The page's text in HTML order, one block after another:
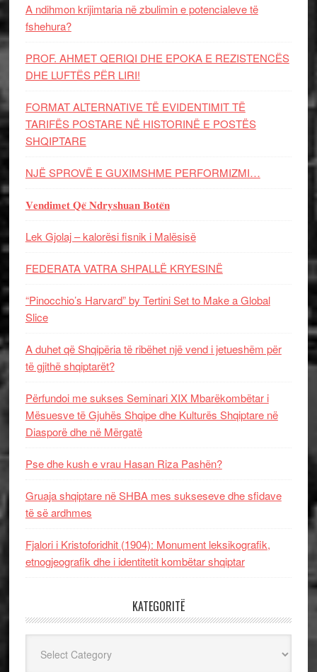
A ndihmon krijimtaria në zbulimin e potencialeve të
fshehura?
PROF. AHMET QERIQI DHE EPOKA E REZISTENCЁS
DHE LUFTЁS PЁR LIRI!
FORMAT ALTERNATIVE TË EVIDENTIMIT TË
TARIFËS POSTARE NË HISTORINË E POSTËS
SHQIPTARE
NJË SPROVË E GUXIMSHME PERFORMIZMI…
𝐕𝐞𝐧𝐝𝐢𝐦𝐞𝐭 𝐐𝐞̈ 𝐍𝐝𝐫𝐲𝐬𝐡𝐮𝐚𝐧 𝐁𝐨𝐭𝐞̈𝐧
Lek Gjolaj – kalorësi fisnik i Malësisë
FEDERATA VATRA SHPALLË KRYESINË
“Pinocchio’s Harvard” by Tertini Set to Make a Global
Slice
A duhet që Shqipëria të ribëhet një vend i jetueshëm për
të gjithë shqiptarët?
Përfundoi me sukses Seminari XIX Mbarëkombëtar i
Mësuesve të Gjuhës Shqipe dhe Kulturës Shqiptare në
Diasporë dhe në Mërgatë
Pse dhe kush e vrau Hasan Riza Pashën?
Gruaja shqiptare në SHBA mes sukseseve dhe sfidave
të së ardhmes
Fjalori i Kristoforidhit (1904): Monument leksikografik,
etnogjeografik dhe i identitetit kombëtar shqiptar
KATEGORITË